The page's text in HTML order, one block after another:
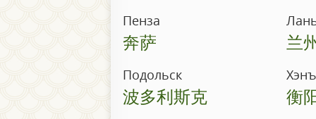
Пенза
奔萨 兰
Подольск
波多利斯克 衡